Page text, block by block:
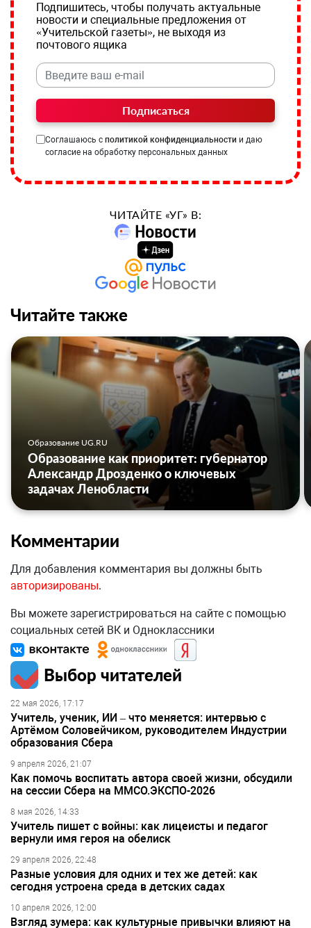
Подпишитесь, чтобы получать актуальные
новости и специальные предложения от
«Учительской газеты», не выходя из
почтового ящика
Подписаться
Соглашаюсь с политикой конфиденциальности и даю
согласие на обработку персональных данных
ЧИТАЙТЕ «УГ» В:
Читайте также
Образование UG.RU
Образование как приоритет: губернатор
Александр Дрозденко о ключевых
задачах Ленобласти
Комментарии
Для добавления комментария вы должны быть
авторизированы.
Вы можете зарегистрироваться на сайте с помощью
социальных сетей ВК и Одноклассники
Выбор читателей
22 мая 2026, 17:17
Учитель, ученик, ИИ – что меняется: интервью с
Артёмом Соловейчиком, руководителем Индустрии
образования Сбера
9 апреля 2026, 21:07
Как помочь воспитать автора своей жизни, обсудили
на сессии Сбера на ММСО.ЭКСПО-2026
8 мая 2026, 14:33
Учитель пишет с войны: как лицеисты и педагог
вернули имя героя на обелиск
29 апреля 2026, 22:48
Разные условия для одних и тех же детей: как
сегодня устроена среда в детских садах
10 апреля 2026, 12:00
Взгляд зумера: как культурные привычки влияют на